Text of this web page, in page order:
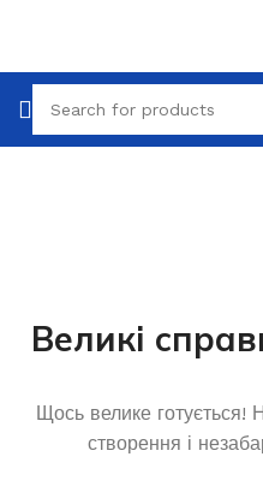
Великі
Щось велике готується!
створення і